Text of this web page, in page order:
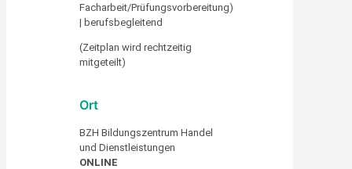
Facharbeit/Prüfungsvorbereitung)
| berufsbegleitend
(Zeitplan wird rechtzeitig
mitgeteilt)
Ort
BZH Bildungszentrum Handel
und Dienstleistungen
ONLINE